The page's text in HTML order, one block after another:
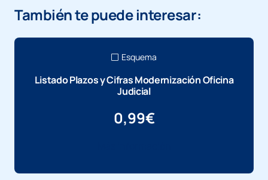
También te puede interesar:
Esquema
Listado Plazos y Cifras Modernización Oficina
Judicial
0,99€